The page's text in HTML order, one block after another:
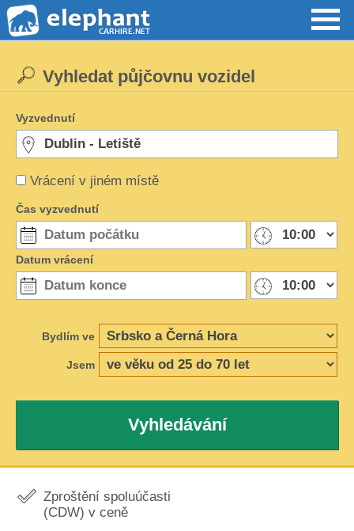
Vrácení v jiném místě
Vyhledat půjčovnu vozidel
Vyzvednutí
Čas vyzvednutí
Datum vrácení
Bydlím ve
Jsem
Vyhledávání
Zproštění spoluúčasti
(CDW) v ceně